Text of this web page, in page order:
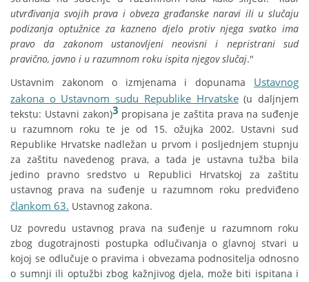
utvrđivanja svojih prava i obveza građanske naravi ili u slučaju
podizanja optužnice za kazneno djelo protiv njega svatko ima
pravo da zakonom ustanovljeni neovisni i nepristrani sud
pravično, javno i u razumnom roku ispita njegov slučaj."
Ustavnim zakonom o izmjenama i dopunama Ustavnog
zakona o Ustavnom sudu Republike Hrvatske(u daljnjem
tekstu: Ustavni zakon)3 propisana je zaštita prava na suđenje
u razumnom roku te je od 15. ožujka 2002. Ustavni sud
Republike Hrvatske nadležan u prvom i posljednjem stupnju
za zaštitu navedenog prava, a tada je ustavna tužba bila
jedino pravno sredstvo u Republici Hrvatskoj za zaštitu
ustavnog prava na suđenje u razumnom roku predviđeno
člankom 63. Ustavnog zakona.
Uz povredu ustavnog prava na suđenje u razumnom roku
zbog dugotrajnosti postupka odlučivanja o glavnoj stvari u
kojoj se odlučuje o pravima i obvezama podnositelja odnosno
o sumnji ili optužbi zbog kažnjivog djela, može biti ispitana i